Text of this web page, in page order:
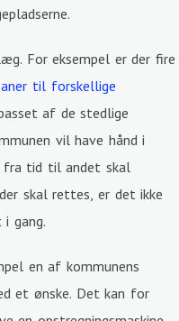
For eksempel er der fire
til forskellige
af de stedlige
vil have hånd i
fra tid til andet skal
skal rettes, er det ikke
gang.
en af kommunens
et ønske. Det kan for